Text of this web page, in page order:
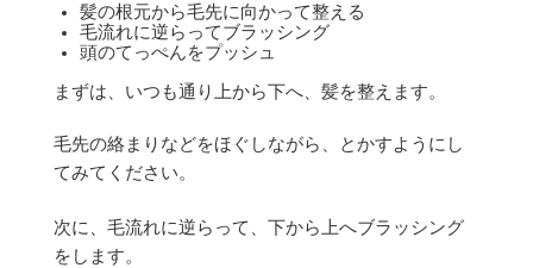
髪の根元から毛先に向かって整える
毛流れに逆らってブラッシング
頭のてっぺんをプッシュ
まずは、いつも通り上から下へ、髪を整えます。
毛先の絡まりなどをほぐしながら、とかすようにし
てみてください。
次に、毛流れに逆らって、下から上へブラッシング
をします。